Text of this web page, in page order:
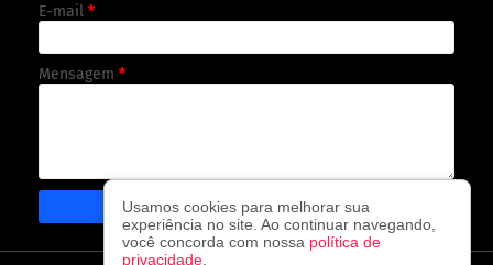
E-mail *
Mensagem *
Usamos cookies para melhorar sua
experiência no site. Ao continuar navegando,
você concorda com nossa política de
privacidade